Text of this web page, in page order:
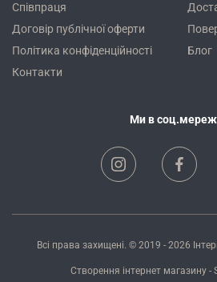
Співпраця
Договір публічної оферти
Політика конфіденційності
Контакти
Блог
Ми в
Всі права захищені. © 2019 - 2026
Створення інтернет магазину-